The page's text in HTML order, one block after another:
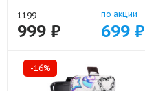
1199
999 ₽
по акции
699 ₽
-16%